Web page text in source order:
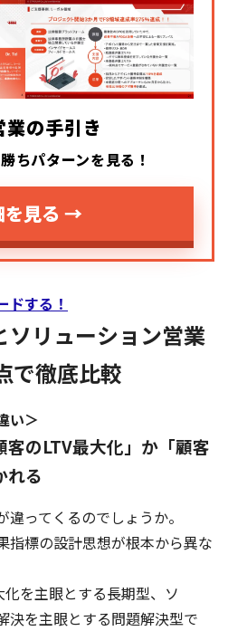
の手引き
パターンを見る！
を見る →
ドする！
ソリューション営業
で徹底比較
い＞
のLTV最大化」か「顧客
れる
ってくるのでしょうか。
指標の設計思想が根本から異な
化を主眼とする長期型、ソ
決を主眼とする問題解決型で